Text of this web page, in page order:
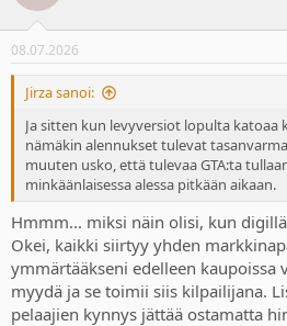
i
s
:
08.07.2026
Jirza sanoi:
Ja sitten kun levyversiot lopulta katoaa
nämäkin alennukset tulevat
muuten usko, että tulevaa GTA:ta
minkäänlaisessa alessa pitkään aikaan.
Hmmm... miksi näin olisi, kun
Okei, kaikki siirtyy yhden
ymmärtääkseni edelleen kaupoissa
myydä ja se toimii siis kilpailijana.
pelaajien kynnys jättää ostamatta